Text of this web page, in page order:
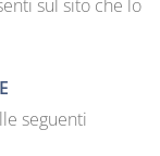
sul sito che lo
seguenti